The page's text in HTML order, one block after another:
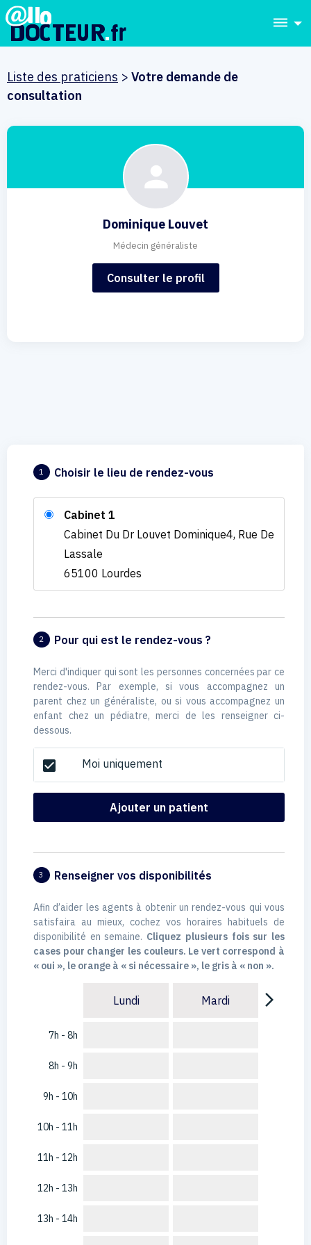
dehaze
Liste des praticiens > Votre demande de
consultation
Dominique Louvet
Médecin généraliste
Consulter le profil
1 Choisir le lieu de rendez-vous
Cabinet 1
Cabinet Du Dr Louvet Dominique4, Rue De
Lassale
65100 Lourdes
2 Pour qui est le rendez-vous ?
Merci d'indiquer qui sont les personnes concernées par ce
rendez-vous. Par exemple, si vous accompagnez un
parent chez un généraliste, ou si vous accompagnez un
enfant chez un pédiatre, merci de les renseigner ci-
dessous.
check_box Moi uniquement
Ajouter un patient
3 Renseigner vos disponibilités
Afin d’aider les agents à obtenir un rendez-vous qui vous
satisfaira au mieux, cochez vos horaires habituels de
disponibilité en semaine. Cliquez plusieurs fois sur les
cases pour changer les couleurs. Le vert correspond à
« oui », le orange à « si nécessaire », le gris à « non ».
7h - 8h
8h - 9h
9h - 10h
10h - 11h
11h - 12h
12h - 13h
13h - 14h
Lundi Mardi arrow_forward_ios